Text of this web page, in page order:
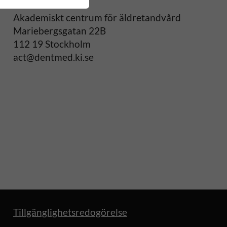
Akademiskt centrum för äldretandvård
Mariebergsgatan 22B
112 19 Stockholm
act@dentmed.ki.se
Tillgänglighetsredogörelse